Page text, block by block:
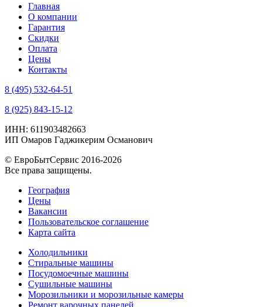
Главная
О компании
Гарантия
Скидки
Оплата
Цены
Контакты
8 (495) 532-64-51
8 (925) 843-15-12
ИНН: 611903482663
ИП Омаров Гаджикерим Османович
© ЕвроБытСервис 2016-2026
Все права защищены.
География
Цены
Вакансии
Пользовательское соглашение
Карта сайта
Холодильники
Стиральные машины
Посудомоечные машины
Сушильные машины
Морозильники и морозильные камеры
Ремонт варочных панелей